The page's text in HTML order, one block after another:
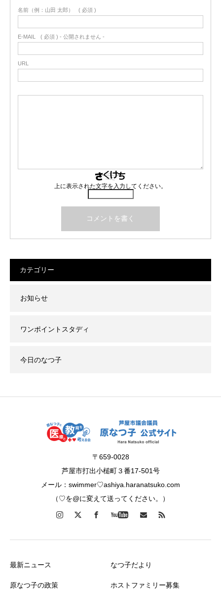
名前（例：山田 太郎） ( 必須 )
E-MAIL ( 必須 ) - 公開されません -
URL
上に表示された文字を入力してください。
カテゴリー
お知らせ
ワンポイントスタディ
今日のなつ子
〒659-0028
芦屋市打出小槌町３番17-501号
メール：swimmer♡ashiya.haranatsuko.com
（♡を@に変えて送ってください。）
最新ニュース
原なつ子の政策
なつ子だより
ホストファミリー募集